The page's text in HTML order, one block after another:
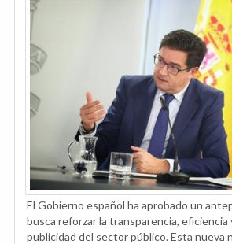
El Gobierno español ha aprobado un
busca reforzar la transparencia, eficiencia
publicidad del sector público. Esta nueva